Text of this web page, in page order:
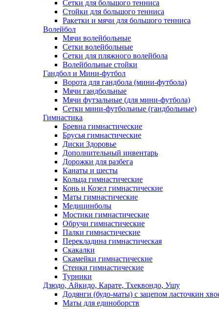
Сетки для большого тенниса
Стойки для большого тенниса
Ракетки и мячи для большого тенниса
Волейбол
Мячи волейбольные
Сетки волейбольные
Сетки для пляжного волейбола
Волейбольные стойки
Гандбол и Мини-футбол
Ворота для гандбола (мини-футбола)
Мячи гандбольные
Мячи футзальные (для мини-футбола)
Сетки мини-футбольные (гандбольные)
Гимнастика
Бревна гимнастические
Брусья гимнастические
Диски Здоровье
Дополнительный инвентарь
Дорожки для разбега
Канаты и шесты
Кольца гимнастические
Конь и Козел гимнастические
Маты гимнастические
Медицинболы
Мостики гимнастические
Обручи гимнастические
Палки гимнастические
Перекладина гимнастическая
Скакалки
Скамейки гимнастические
Стенки гимнастические
Турники
Дзюдо, Айкидо, Карате, Тхеквондо, Ушу
Додянги (будо-маты) с зацепом ласточкин
Маты для единоборств